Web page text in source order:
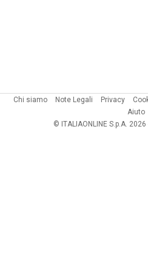
Chi siamo Note Legali Privacy
Aiuto
© ITALIAONLINE S.p.A.